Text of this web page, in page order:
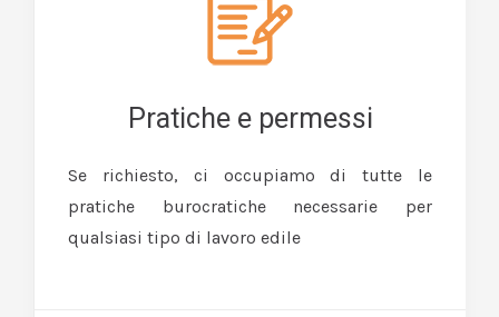
Pratiche e permessi
Se richiesto, ci occupiamo di tutte le
pratiche burocratiche necessarie per
qualsiasi tipo di lavoro edile